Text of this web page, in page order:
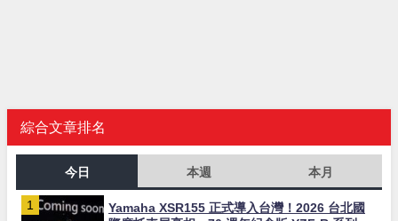
綜合文章排名
今日 本週 本月
Yamaha XSR155 正式導入台灣！2026 台北國